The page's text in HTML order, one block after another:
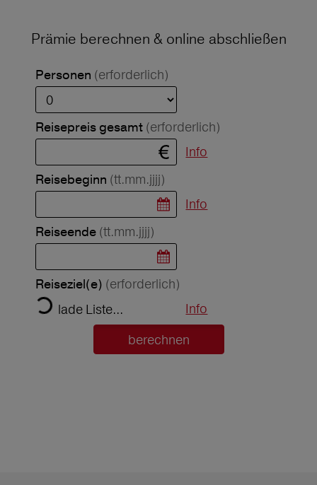
Prämie berechnen & online abschließen
Personen (erforderlich)
Reisepreis gesamt (erforderlich)
Info
Reisebeginn (tt.mm.jjjj)
Info
Reiseende (tt.mm.jjjj)
Reiseziel(e) (erforderlich)
lade Liste...
Info
berechnen